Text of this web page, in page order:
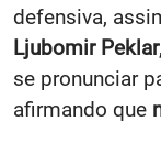
defensiva,
Ljubomir Peklar
se pronunciar
afirmando que